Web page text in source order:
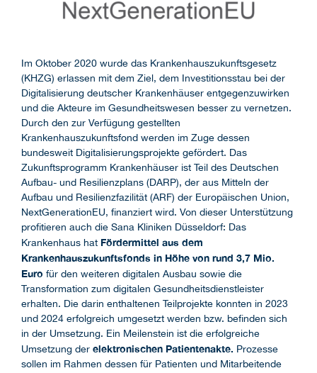
Im Oktober 2020 wurde das Krankenhauszukunftsgesetz
(KHZG) erlassen mit dem Ziel, dem Investitionsstau bei der
Digitalisierung deutscher Krankenhäuser entgegenzuwirken
und die Akteure im Gesundheitswesen besser zu vernetzen.
Durch den zur Verfügung gestellten
Krankenhauszukunftsfond werden im Zuge dessen
bundesweit Digitalisierungsprojekte gefördert. Das
Zukunftsprogramm Krankenhäuser ist Teil des Deutschen
Aufbau- und Resilienzplans (DARP), der aus Mitteln der
Aufbau und Resilienzfazilität (ARF) der Europäischen Union,
NextGenerationEU, finanziert wird. Von dieser Unterstützung
profitieren auch die Sana Kliniken Düsseldorf: Das
Krankenhaus hat Fördermittel aus dem
Krankenhauszukunftsfonds in Höhe von rund 3,7 Mio.
Euro für den weiteren digitalen Ausbau sowie die
Transformation zum digitalen Gesundheitsdienstleister
erhalten. Die darin enthaltenen Teilprojekte konnten in 2023
und 2024 erfolgreich umgesetzt werden bzw. befinden sich
in der Umsetzung. Ein Meilenstein ist die erfolgreiche
Umsetzung der elektronischen Patientenakte. Prozesse
sollen im Rahmen dessen für Patienten und Mitarbeitende